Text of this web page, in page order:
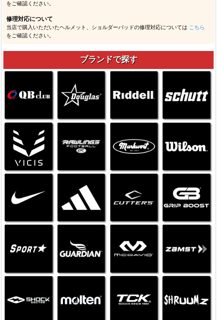
をご確認ください。
修理対応について
当店で購入いただいたヘルメット、ショルダーパッドの修理対応については こちら
をご確認ください。
ブランドで探す